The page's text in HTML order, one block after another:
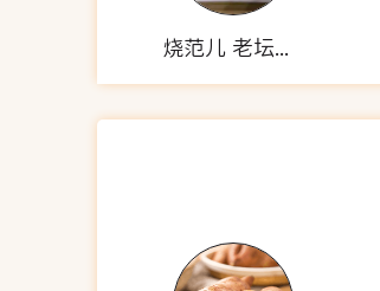
烧范儿 老坛酸菜鱼炒饭